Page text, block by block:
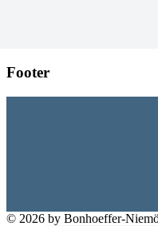
Footer
© 2026 by Bonhoeffer-